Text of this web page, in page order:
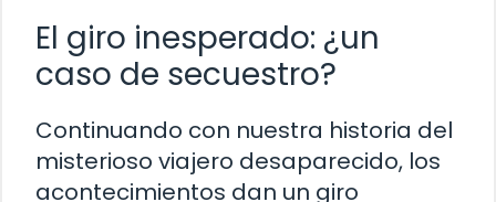
El giro inesperado: ¿un
caso de secuestro?
Continuando con nuestra historia del
misterioso viajero desaparecido, los
acontecimientos dan un giro